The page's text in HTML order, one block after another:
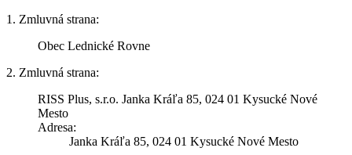
1. Zmluvná strana:
Obec Lednické Rovne
2. Zmluvná strana:
RISS Plus, s.r.o. Janka Kráľa 85, 024 01 Kysucké Nové
Mesto
Adresa:
Janka Kráľa 85, 024 01 Kysucké Nové Mesto